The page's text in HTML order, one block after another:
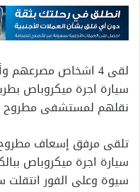
سيارة اجرة ميكروباص
نقلهم لمستشفى مطروح
تلقى مرفق إسعاف مطروح
سيوة وعلى الفور انتقلت